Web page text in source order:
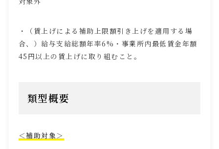
・（賃上げによる補助上限額引き上げを適用する場
合、）給与支給総額年率6% ・事業所内最低賃金年額
45 円以上の賃上げに取り組むこと。
類型概要
＜補助対象＞